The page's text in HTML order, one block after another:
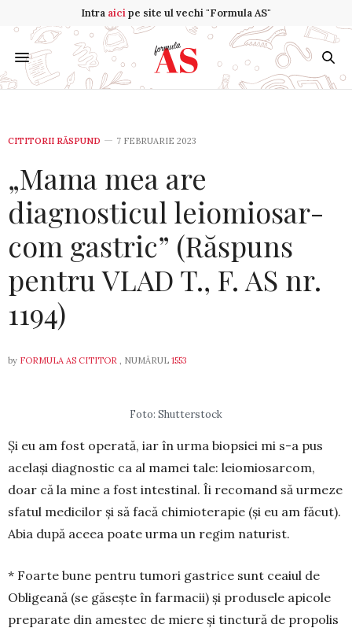
Intra aicipe site ul vechi "Formula AS"
CITITORII RĂSPUND 7 FEBRUARIE 2023
„Mama mea are
diagnosticul leio­mio­sar­
com gastric” (Răspuns
pentru VLAD T., F. AS nr.
1194)
by FORMULA AS CITITOR , NUMĂRUL 1553
Foto: Shutterstock
Și eu am fost operată, iar în urma biop­siei mi s-a pus
același diagnostic ca al mamei tale: leio­mio­sar­com,
doar că la mine a fost intestinal. Îi reco­mand să urmeze
sfatul medicilor și să facă chimio­terapie (și eu am făcut).
Abia după aceea poate urma un regim na­tu­rist.
* Foar­te bune pentru tumori gastrice sunt ceaiul de
Obli­­gea­nă (se găsește în farmacii) și pro­dusele apicole
pre­­pa­rate din amestec de miere și tinctură de propolis